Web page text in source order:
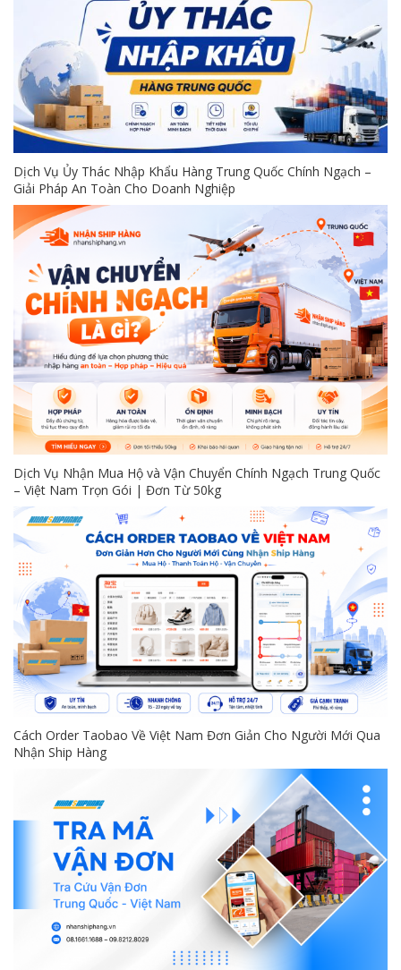
Dịch Vụ Ủy Thác Nhập Khẩu Hàng Trung Quốc Chính Ngạch –
Giải Pháp An Toàn Cho Doanh Nghiệp
Dịch Vụ Nhận Mua Hộ và Vận Chuyển Chính Ngạch Trung Quốc
– Việt Nam Trọn Gói | Đơn Từ 50kg
Cách Order Taobao Về Việt Nam Đơn Giản Cho Người Mới Qua
Nhận Ship Hàng